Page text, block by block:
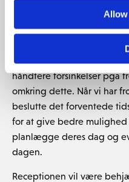
Allow
Forsinkelser pga. frost
Her I 2021 vil vi ændre
håndtere forsinkelser pga
omkring dette. Når vi har
beslutte det forventede
for at give bedre mulighed
planlægge deres dag og
dagen.
Receptionen vil være